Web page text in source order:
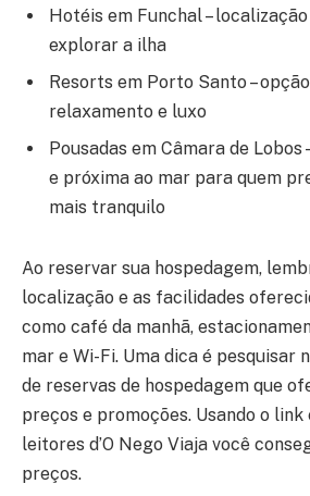
Hotéis em Funchal –
explorar a ilha
Resorts em Porto Santo –
relaxamento e luxo
Pousadas em Câmara de Lobos
e próxima ao mar para quem
mais tranquilo
Ao reservar sua hospedagem,
localização e as facilidades
como café da manhã,
mar e Wi-Fi. Uma dica é pesquisar
de reservas de hospedagem que
preços e promoções. Usando o
leitores d’O Nego Viaja você
preços.